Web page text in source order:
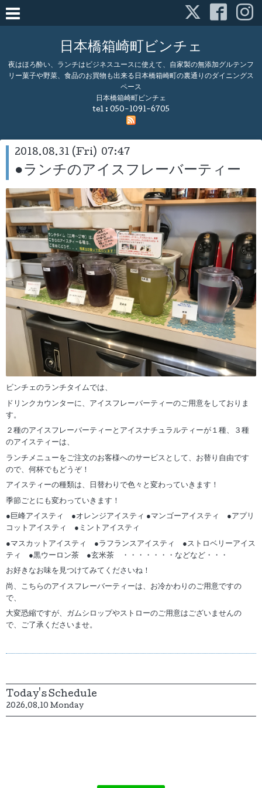
日本橋箱崎町ビンチェ
夜はほろ酔い、ランチはビジネスユースに使えて、自家製の無添加グルテンフ
リー菓子や野菜、食品のお買物も出来る日本橋箱崎町の裏通りのダイニングス
ペース
日本橋箱崎町ビンチェ
tel : 050-1091-6705
2018.08.31 (Fri) 07:47
●ランチのアイスフレーバーティー
ビンチェのランチタイムでは、
ドリンクカウンターに、アイスフレーバーティーのご用意をしておりま
す。
２種のアイスフレーバーティーとアイスナチュラルティーが１種、３種
のアイスティーは、
ランチメニューをご注文のお客様へのサービスとして、お替り自由です
ので、何杯でもどうぞ！
アイスティーの種類は、日替わりで色々と変わっていきます！
季節ごとにも変わっていきます！
●巨峰アイスティ ●オレンジアイスティ ●マンゴーアイスティ ●アプリ
コットアイスティ ●ミントアイスティ
●マスカットアイスティ ●ラフランスアイスティ ●ストロベリーアイス
ティ ●黒ウーロン茶 ●玄米茶 ・・・・・・・などなど・・・
お好きなお味を見つけてみてくださいね！
尚、こちらのアイスフレーバーティーは、お冷かわりのご用意ですの
で、
大変恐縮ですが、ガムシロップやストローのご用意はございませんの
で、ご了承くださいませ。
Today's Schedule
2026.08.10 Monday